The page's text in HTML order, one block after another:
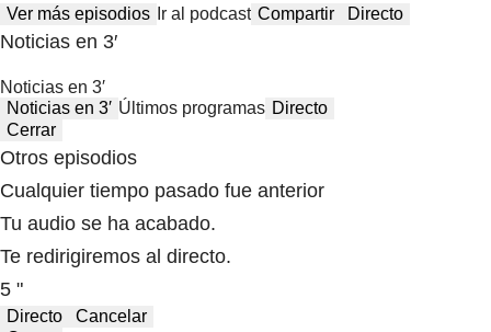
Ver más episodios Ir al podcast Compartir Directo
Noticias en 3′
Noticias en 3′
Noticias en 3′ Últimos programas Directo
Cerrar
Otros episodios
Cualquier tiempo pasado fue anterior
Tu audio se ha acabado.
Te redirigiremos al directo.
5 "
Directo
Cancelar